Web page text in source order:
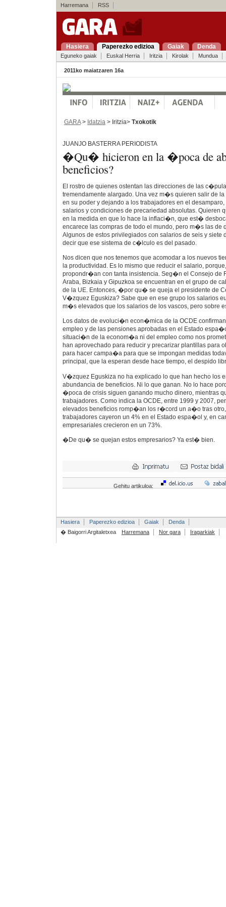
Harremana RSS
Hasiera Paperezko edizioa Gaiak Denda
Eguneko gaiak Euskal Herria Iritzia Kirolak Mundua
2011ko maiatzaren 16a
GARA> Idatzia > Iritzia> Txokotik
JUANJO BASTERRA PERIODISTA
�Qu� hicieron en la �poca de
beneficios?
El rostro de quienes ostentan las direcciones de las
tremendamente alargado. Una vez m�s quieren salir de la
en su poder y dejando a los trabajadores en el
salarios y condiciones de precariedad absolutas. Quieren
en la medida en que lo hace la inflaci�n, que est�
encarece las compras de todo el mundo, pero m�s las de
Algunos de estos privilegiados con salarios de seis y
decir que ese sistema de c�lculo es del pasado.
Nos dicen que nos tenemos que acomodar a los nuevos
la productividad. Es lo mismo que reducir el salario,
propondr�an con tanta insistencia. Seg�n el Consejo de
Araba, Bizkaia y Gipuzkoa se encuentran en el grupo de
de la UE. Entonces, �por qu� se queja el presidente de
V�zquez Eguskiza? Sabe que en ese grupo los salarios
m�s elevados que los salarios de los vascos, pero sobre
Los datos de evoluci�n econ�mica de la OCDE
empleo y de las pensiones aprobadas en el Estado
situaci�n de la econom�a ni del empleo como nos
han aprovechado para reducir y precarizar plantillas para
para hacer campa�a para que se impongan medidas
principal, que la esperan desde hace tiempo, el despido
V�zquez Eguskiza no ha explicado lo que han hecho los
abundancia de beneficios. Ni lo que ganan. No lo hace
�poca de crisis siguen ganando mucho dinero, mientras
trabajadores. Como indica la OCDE, entre 1999 y 2007,
elevados beneficios romp�an los r�cord un a�o tras
trabajadores cayeron un 4% en el Estado espa�ol y, en
empresariales crecieron en un 73%.
�De qu� se quejan estos empresarios? Ya est� bien.
Gehitu artikuloa:
Hasiera Paperezko edizioa Gaiak
Denda
� Baigorri Argitaletxea
Harremana Nor gara Iragarkiak